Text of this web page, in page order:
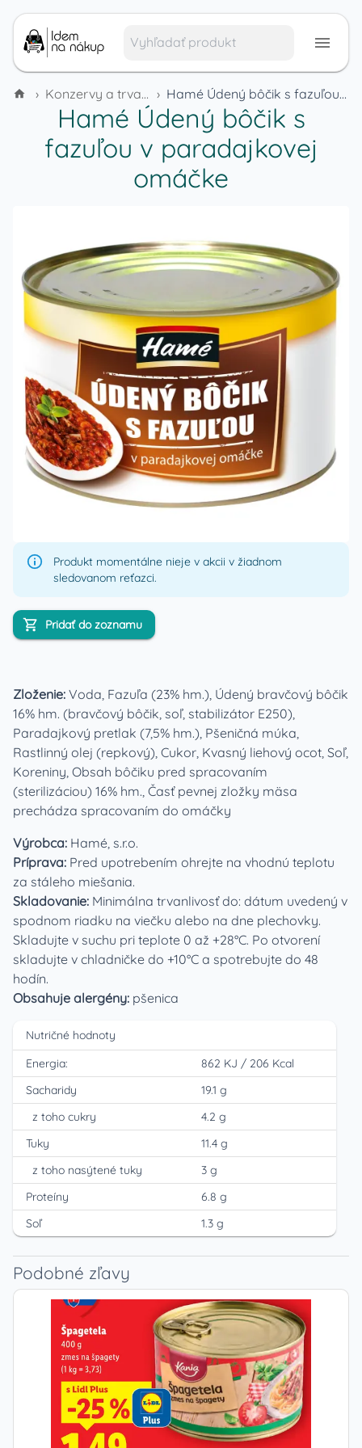
› Konzervy a trvanlivé potraviny › Hamé Údený bôčik s fazuľou v paradajkovej omáčke
Hamé Údený bôčik s
fazuľou v paradajkovej
omáčke
Produkt momentálne nieje v akcii v žiadnom
sledovanom reťazci.
Pridať do zoznamu
Zloženie: Voda, Fazuľa (23% hm.), Údený bravčový bôčik
16% hm. (bravčový bôčik, soľ, stabilizátor E250),
Paradajkový pretlak (7,5% hm.), Pšeničná múka,
Rastlinný olej (repkový), Cukor, Kvasný liehový ocot, Soľ,
Koreniny, Obsah bôčiku pred spracovaním
(sterilizáciou) 16% hm., Časť pevnej zložky mäsa
prechádza spracovaním do omáčky
Výrobca: Hamé, s.r.o.
Príprava: Pred upotrebením ohrejte na vhodnú teplotu
za stáleho miešania.
Skladovanie: Minimálna trvanlivosť do: dátum uvedený v
spodnom riadku na viečku alebo na dne plechovky.
Skladujte v suchu pri teplote 0 až +28°C. Po otvorení
skladujte v chladničke do +10°C a spotrebujte do 48
hodín.
Obsahuje alergény: pšenica
Nutričné hodnoty
Energia:
862 KJ / 206 Kcal
Sacharidy
19.1 g
z toho cukry
4.2 g
Tuky
11.4 g
z toho nasýtené tuky
3 g
Proteíny
6.8 g
Soľ
1.3 g
Podobné zľavy